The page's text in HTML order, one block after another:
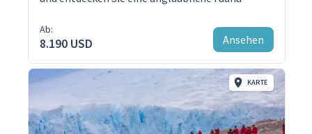
Ab:
8.190 USD Ansehen
KARTE